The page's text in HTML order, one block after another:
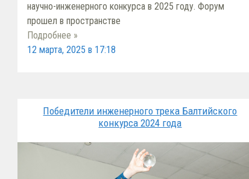
научно-инженерного конкурса в 2025 году. Форум
прошел в пространстве
Подробнее »
12 марта, 2025 в 17:18
Победители инженерного трека Балтийского
конкурса 2024 года